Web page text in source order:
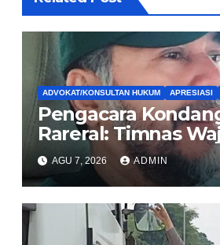
ADVOKAT/KONSULTAN HUKUM APRESIASI
Pengacara
Rareral: Timnas
Menang Lawan
Jadi Kado HUT
untuk Rakyat
AGU 7, 2026 ADMIN